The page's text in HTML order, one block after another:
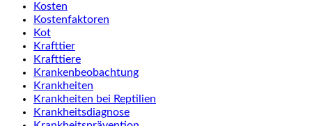
Kosten
Kostenfaktoren
Kot
Krafttier
Krafttiere
Krankenbeobachtung
Krankheiten
Krankheiten bei Reptilien
Krankheitsdiagnose